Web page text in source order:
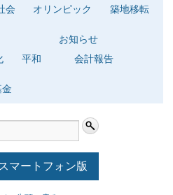
会 オリンピック 築地移転
平和
お知らせ
会計報告
マートフォン版